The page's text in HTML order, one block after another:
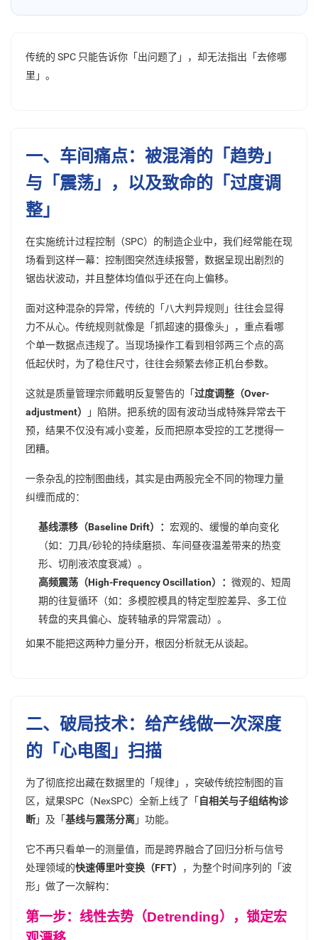
传统的 SPC 只能告诉你「出问题了」，却无法指出「去修哪
里」。
一、车间痛点：被混淆的「趋势」
与「震荡」，以及致命的「过度调
整」
在实施统计过程控制（SPC）的制造企业中，我们经常能在现
场看到这样一幕：控制图突然连续报警，数据呈现出剧烈的
锯齿状波动，并且整体均值似乎还在向上偏移。
面对这种混杂的异常，传统的「八大判异规则」往往会显得
力不从心。传统规则就像是「抓超速的摄像头」，重点看哪
个单一数据点违规了。当现场操作工看到相邻两三个点的高
低起伏时，为了稳住尺寸，往往会频繁去修正机台参数。
这就是质量管理宗师戴明反复警告的「过度调整（Over-
adjustment）
」陷阱。把系统的固有波动当成特殊异常去干
预，结果不仅没有减小变差，反而把原本受控的工艺搅得一
团糟。
一条杂乱的控制图曲线，其实是由两股完全不同的物理力量
纠缠而成的：
基线漂移（Baseline Drift）： 宏观的、缓慢的单向变化
（如：刀具/砂轮的持续磨损、车间昼夜温差带来的热变
形、切削液浓度衰减）。
高频震荡（High-Frequency Oscillation）： 微观的、短周
期的往复循环（如：多模腔模具的特定型腔差异、多工位
转盘的夹具偏心、旋转轴承的异常震动）。
如果不能把这两种力量分开，根因分析就无从谈起。
二、破局技术：给产线做一次深度
的「心电图」扫描
为了彻底挖出藏在数据里的「规律」，突破传统控制图的盲
区，斌果SPC（NexSPC）全新上线了「 自相关与子组结构诊
断」及「基线与震荡分离」功能。
它不再只看单一的测量值，而是跨界融合了回归分析与信号
处理领域的快速傅里叶变换（FFT）
，为整个时间序列的「波
形」做了一次解构：
第一步：线性去势（Detrending），锁定宏